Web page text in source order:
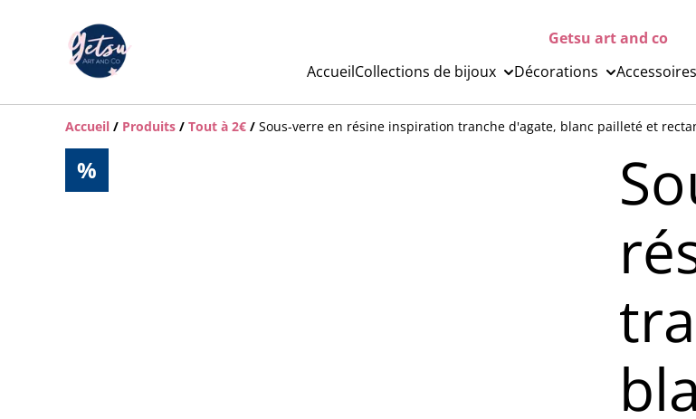
Getsu art and co
AccueilCollections de bijoux Décorations Accessoires
Accueil / Produits / Tout à 2€ / Sous-verre en résine inspiration tranche d'agate, blanc pailleté et
%